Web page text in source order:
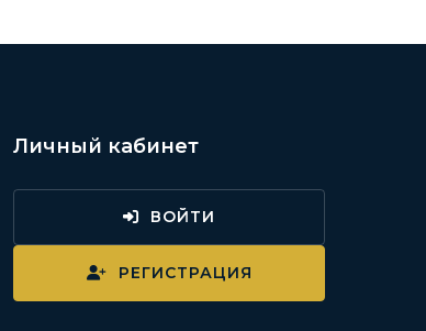
Личный кабинет
ВОЙТИ
РЕГИСТРАЦИЯ